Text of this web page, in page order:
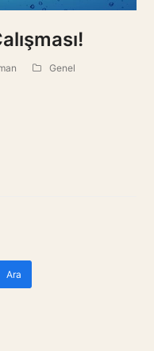
Genel
Ara